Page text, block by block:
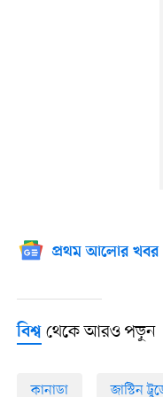
প্রথম আলোর খবর
বিশ্ব থেকে আরও পড়ুন
কানাডা জাস্টিন